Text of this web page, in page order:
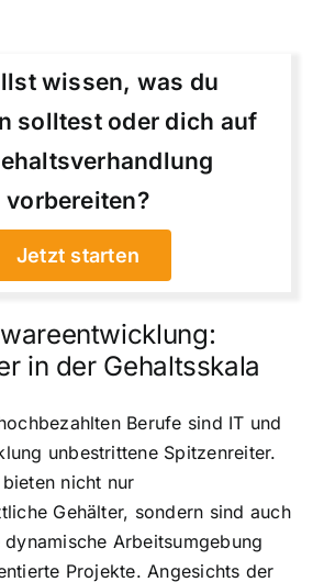
wissen, was du
solltest oder dich auf
vorbereiten?
Jetzt starten
in der Gehaltsskala
Berufe sind IT und
unbestrittene Spitzenreiter.
nicht nur
Gehälter, sondern sind auch
Arbeitsumgebung
Projekte. Angesichts der